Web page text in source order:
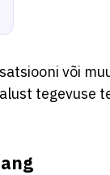
või
tegevuse